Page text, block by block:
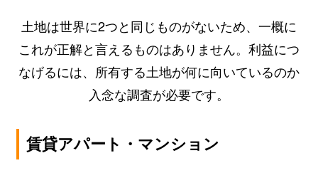
土地は世界に2つと同じものがないため、一概に
これが正解と言えるものはありません。利益につ
なげるには、所有する土地が何に向いているのか
入念な調査が必要です。
賃貸アパート・マンション